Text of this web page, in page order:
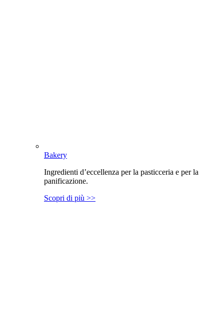
Bakery
Ingredienti d’eccellenza per la pasticceria e per la
panificazione.
Scopri di più >>